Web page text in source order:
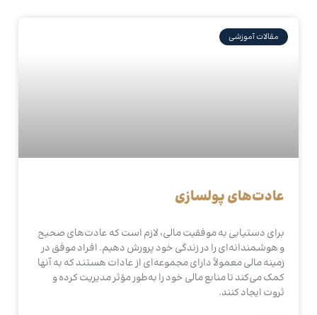
مقالات آموزشی
عادت‌های پولسازی
برای دستیابی به موفقیت مالی، لازم است که عادت‌های صحیح
و هوشمندانه‌ای را در زندگی خود پرورش دهیم. افراد موفق در
زمینه مالی معمولاً دارای مجموعه‌ای از عادات هستند که به آنها
کمک می‌کند تا منابع مالی خود را به‌طور مؤثر مدیریت کرده و
ثروت ایجاد کنند.